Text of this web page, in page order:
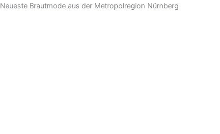
Neueste Brautmode aus der Metropolregion Nürnberg